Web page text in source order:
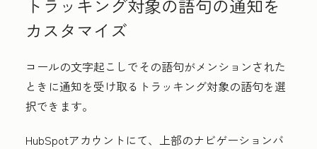
トラッキング対象の語句の通知を
カスタマイズ
コールの文字起こしでその語句がメンションされた
ときに通知を受け取るトラッキング対象の語句を選
択できます。
HubSpotアカウントにて、上部のナビゲーションバ